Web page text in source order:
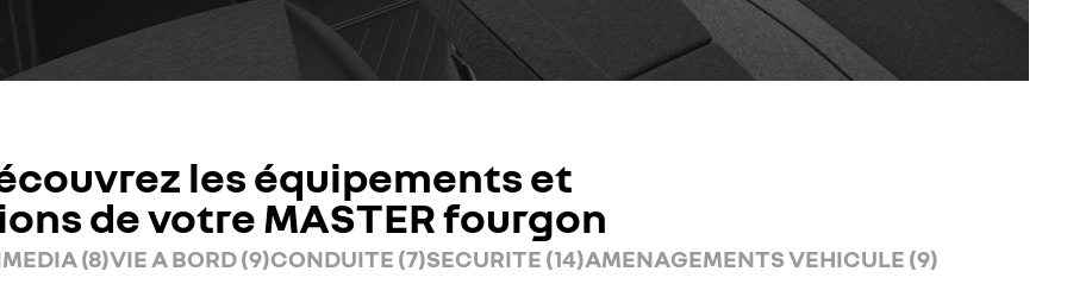
les équipements et
de votre MASTER fourgon
(8)VIE A BORD (9)CONDUITE (7)SECURITE (14)AMENAGEMENTS VEHICULE (9)